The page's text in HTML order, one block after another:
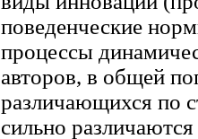
поведенческие
процессы
авторов, в общей
различающихся по
сильно